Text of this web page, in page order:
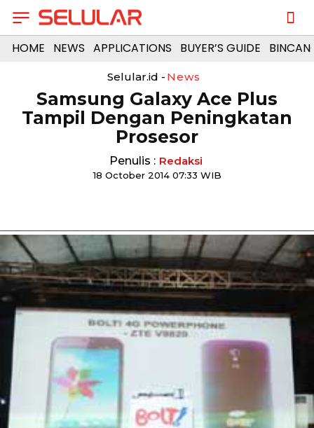
HOME NEWS APPLICATIONS BUYER’S GUIDE
Selular.id - News
Samsung Galaxy Ace Plus
Tampil Dengan Peningkatan
Prosesor
Penulis : Redaksi
18 October 2014 07:33 WIB